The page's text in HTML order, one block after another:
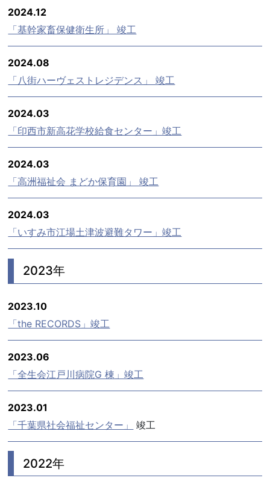
2024.12
「基幹家畜保健衛生所」 竣工
2024.08
「八街ハーヴェストレジデンス」 竣工
2024.03
「印西市新高花学校給食センター」竣工
2024.03
「高洲福祉会 まどか保育園」 竣工
2024.03
「いすみ市江場土津波避難タワー」竣工
2023年
2023.10
「the RECORDS」竣工
2023.06
「全生会江戸川病院G 棟」竣工
2023.01
「千葉県社会福祉センター」
竣工
2022年